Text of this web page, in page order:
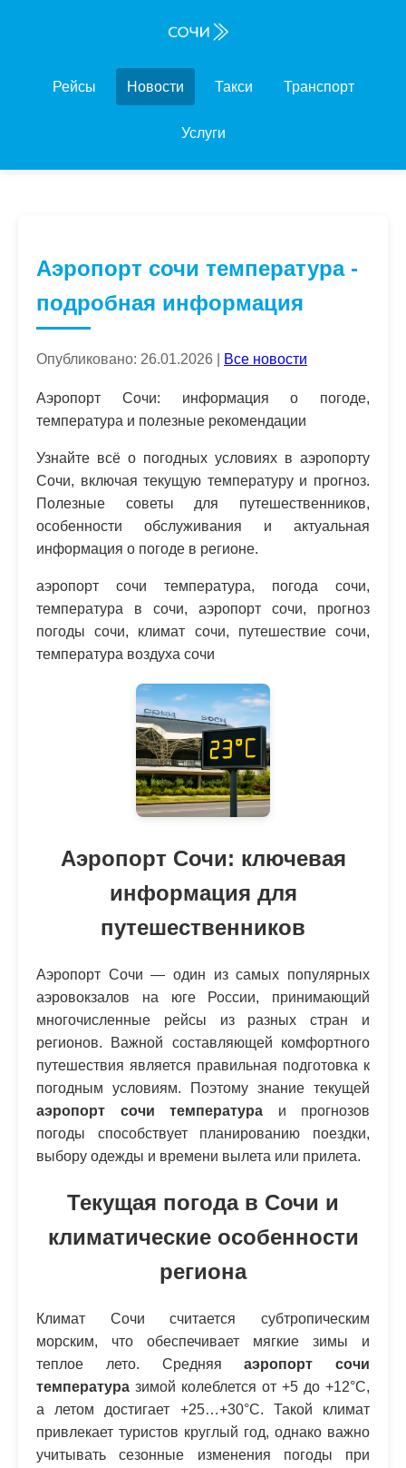
Рейсы Новости Такси Транспорт
Услуги
Аэропорт сочи температура -
подробная информация
Опубликовано: 26.01.2026 | Все новости
Аэропорт Сочи: информация о погоде,
температура и полезные рекомендации
Узнайте всё о погодных условиях в аэропорту
Сочи, включая текущую температуру и прогноз.
Полезные советы для путешественников,
особенности обслуживания и актуальная
информация о погоде в регионе.
аэропорт сочи температура, погода сочи,
температура в сочи, аэропорт сочи, прогноз
погоды сочи, климат сочи, путешествие сочи,
температура воздуха сочи
Аэропорт Сочи: ключевая
информация для
путешественников
Аэропорт Сочи — один из самых популярных
аэровокзалов на юге России, принимающий
многочисленные рейсы из разных стран и
регионов. Важной составляющей комфортного
путешествия является правильная подготовка к
погодным условиям. Поэтому знание текущей
аэропорт сочи температура и прогнозов
погоды способствует планированию поездки,
выбору одежды и времени вылета или прилета.
Текущая погода в Сочи и
климатические особенности
региона
Климат Сочи считается субтропическим
морским, что обеспечивает мягкие зимы и
теплое лето. Средняяаэропорт сочи
температура зимой колеблется от +5 до +12°C,
а летом достигает +25…+30°C. Такой климат
привлекает туристов круглый год, однако важно
учитывать сезонные изменения погоды при